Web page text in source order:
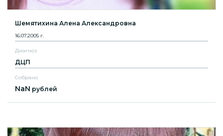
Шемятихина Алена Александровна
16.07.2005 г.
Диагноз
ДЦП
Собрано
NaN рублей